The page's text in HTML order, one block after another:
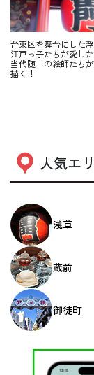
台東区を舞台にした
江戸っ子たちが愛し
当代随一の絵師たち
描く！
人気エ
浅草
蔵前
御徒町